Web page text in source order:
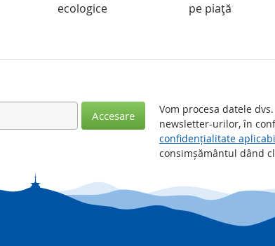
ecologice
pe piaţă
Vom procesa datele
newsletter-urilor, în
confidențialitate
consimșământul dând
Accesare